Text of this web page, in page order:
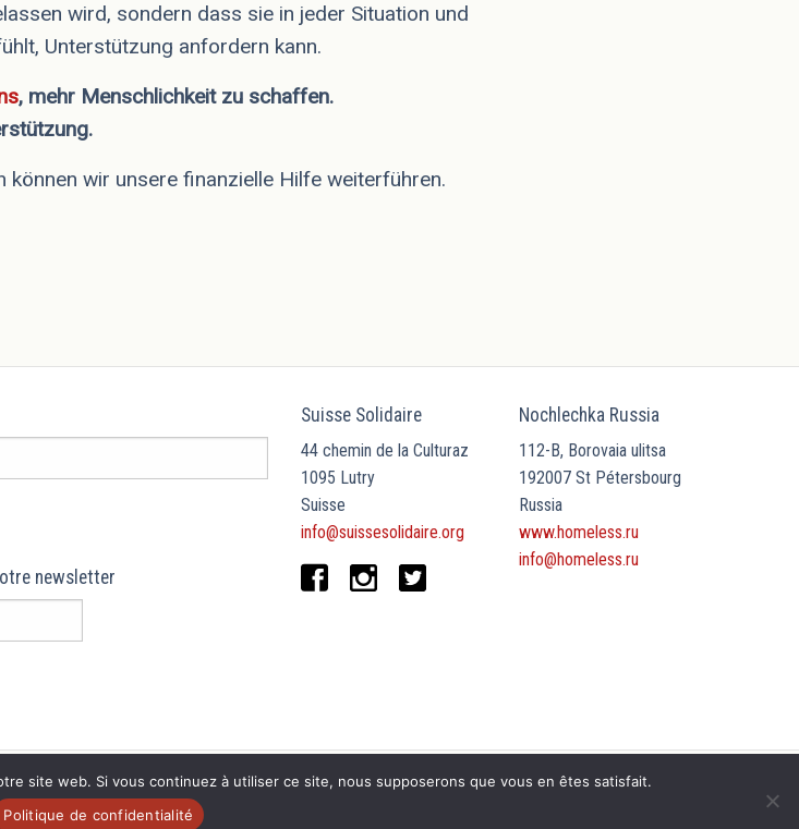
wird, sondern dass sie in jeder Situation und
Unterstützung anfordern kann.
, mehr Menschlichkeit zu schaffen.
wir unsere finanzielle Hilfe weiterführen.
newsletter
Suisse Solidaire
44 chemin de la Culturaz
1095 Lutry
Suisse
info@suissesolidaire.org
Nochlechka Russia
112-B, Borovaia ulitsa
192007 St Pétersbourg
Russia
www.homeless.ru
info@homeless.ru
site web. Si vous continuez à utiliser ce site, nous supposerons que vous en êtes satisfait.
Politique de confidentialité